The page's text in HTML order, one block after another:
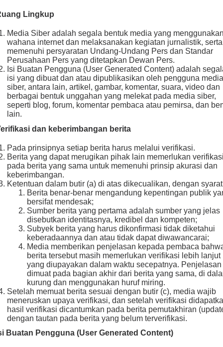
Lingkup
Media Siber adalah segala bentuk media yang menggunakan
wahana internet dan melaksanakan kegiatan jurnalistik, serta
memenuhi persyaratan Undang-Undang Pers dan Standar
Perusahaan Pers yang ditetapkan Dewan Pers.
Isi Buatan Pengguna (User Generated Content) adalah
isi yang dibuat dan atau dipublikasikan oleh pengguna media
siber, antara lain, artikel, gambar, komentar, suara, video dan
berbagai bentuk unggahan yang melekat pada media siber,
seperti blog, forum, komentar pembaca atau pemirsa, dan
lain.
dan keberimbangan berita
Pada prinsipnya setiap berita harus melalui verifikasi.
Berita yang dapat merugikan pihak lain memerlukan verifikasi
pada berita yang sama untuk memenuhi prinsip akurasi dan
keberimbangan.
Ketentuan dalam butir (a) di atas dikecualikan, dengan
Berita benar-benar mengandung kepentingan publik
bersifat mendesak;
Sumber berita yang pertama adalah sumber yang jelas
disebutkan identitasnya, kredibel dan kompeten;
Subyek berita yang harus dikonfirmasi tidak diketahui
keberadaannya dan atau tidak dapat diwawancarai;
Media memberikan penjelasan kepada pembaca
berita tersebut masih memerlukan verifikasi lebih lanjut
yang diupayakan dalam waktu secepatnya. Penjelasan
dimuat pada bagian akhir dari berita yang sama, di
kurung dan menggunakan huruf miring.
Setelah memuat berita sesuai dengan butir (c), media wajib
meneruskan upaya verifikasi, dan setelah verifikasi
hasil verifikasi dicantumkan pada berita pemutakhiran
dengan tautan pada berita yang belum terverifikasi.
Buatan Pengguna (User Generated Content)